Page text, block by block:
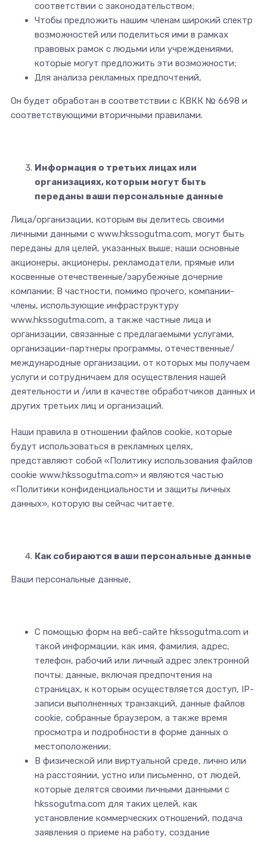
соответствии с законодательством;
Чтобы предложить нашим членам широкий спектр
возможностей или поделиться ими в рамках
правовых рамок с людьми или учреждениями,
которые могут предложить эти возможности;
Для анализа рекламных предпочтений,
Он будет обработан в соответствии с КВКК № 6698 и
соответствующими вторичными правилами.
Информация о третьих лицах или
организациях, которым могут быть
переданы ваши персональные данные
Лица/организации, которым вы делитесь своими
личными данными с www.hkssogutma.com, могут быть
переданы для целей, указанных выше; наши основные
акционеры, акционеры, рекламодатели, прямые или
косвенные отечественные/зарубежные дочерние
компании; В частности, помимо прочего, компании-
члены, использующие инфраструктуру
www.hkssogutma.com, а также частные лица и
организации, связанные с предлагаемыми услугами,
организации-партнеры программы, отечественные/
международные организации, от которых мы получаем
услуги и сотрудничаем для осуществления нашей
деятельности и /или в качестве обработчиков данных и
других третьих лиц и организаций.
Наши правила в отношении файлов cookie, которые
будут использоваться в рекламных целях,
представляют собой «Политику использования файлов
cookie www.hkssogutma.com» и являются частью
«Политики конфиденциальности и защиты личных
данных», которую вы сейчас читаете.
Как собираются ваши персональные данные
Ваши персональные данные,
С помощью форм на веб-сайте hkssogutma.com и
такой информации, как имя, фамилия, адрес,
телефон, рабочий или личный адрес электронной
почты; данные, включая предпочтения на
страницах, к которым осуществляется доступ, IP-
записи выполненных транзакций, данные файлов
cookie, собранные браузером, а также время
просмотра и подробности в форме данных о
местоположении;
В физической или виртуальной среде, лично или
на расстоянии, устно или письменно, от людей,
которые делятся своими личными данными с
hkssogutma.com для таких целей, как
установление коммерческих отношений, подача
заявления о приеме на работу, создание